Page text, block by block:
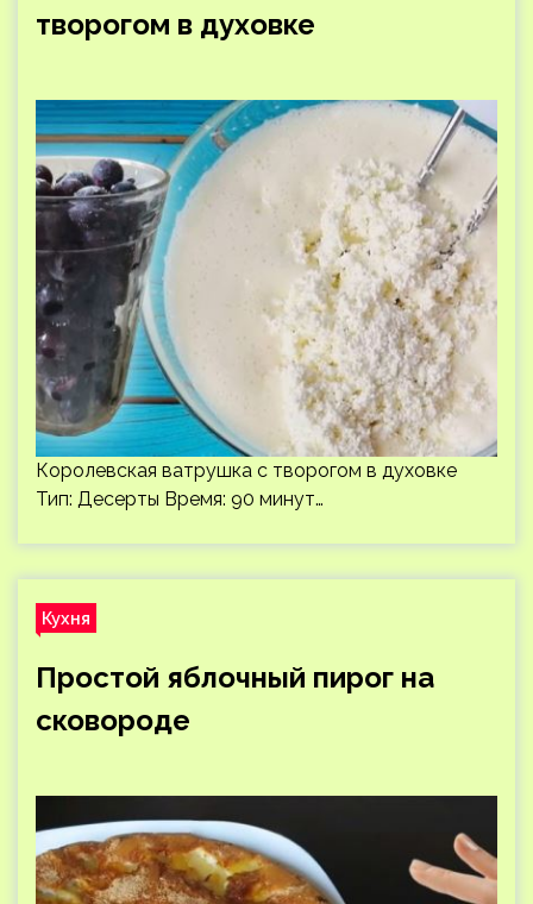
творогом в духовке
Королевская ватрушка с творогом в духовке
Тип: Десерты Время: 90 минут…
Кухня
Простой яблочный пирог на
сковороде